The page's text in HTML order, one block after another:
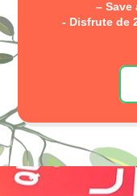
– Save
- Disfrute de